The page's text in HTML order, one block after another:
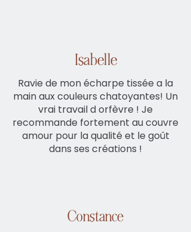
Isabelle
Ravie de mon écharpe tissée a la
main aux couleurs chatoyantes! Un
vrai travail d orfèvre ! Je
recommande fortement au couvre
amour pour la qualité et le goût
dans ses créations !
Constance